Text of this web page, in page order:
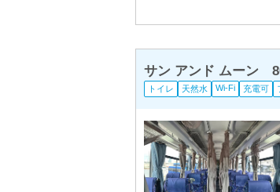
サン アンド ムーン
トイレ 天然水 Wi-Fi 充電可